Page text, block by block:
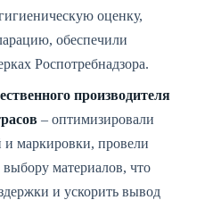
оценку,
обеспечили
Роспотребнадзора.
производителя
– оптимизировали
маркировки, провели
материалов, что
и ускорить вывод